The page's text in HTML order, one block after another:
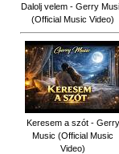
Dalolj velem - Gerry
(Official Music Video)
Keresem a szót - Gerry
Music (Official Music
Video)